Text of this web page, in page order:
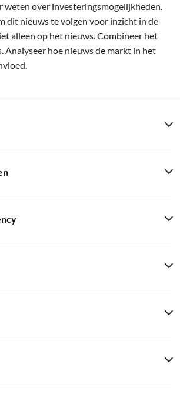
weten over investeringsmogelijkheden.
dit nieuws te volgen voor inzicht in de
alleen op het nieuws. Combineer het
Analyseer hoe nieuws de markt in het